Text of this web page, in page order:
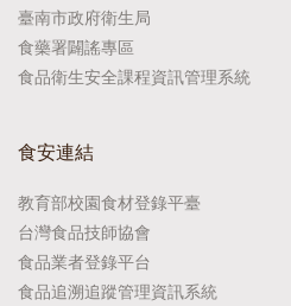
臺南市政府衛生局
食藥署闢謠專區
食品衛生安全課程資訊管理系統
食安連結
教育部校園食材登錄平臺
台灣食品技師協會
食品業者登錄平台
食品追溯追蹤管理資訊系統